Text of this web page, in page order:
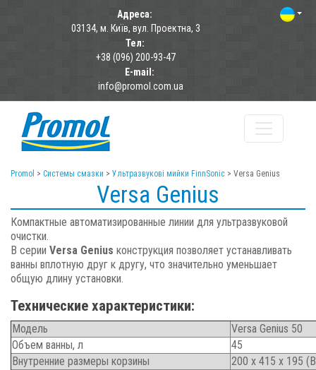
Адреса:
03134, м. Київ, вул. Проектна, 3
Тел:
+38 (096) 200-93-47
E-mail:
info@promol.com.ua
Promol > Системы смазки > Ультразвукові мийки FinnSonic > Versa Genius
Versa Genius
Компактные автоматизированные линии для ультразвуковой
очистки.
В серии Versa Genius конструкция позволяет устанавливать
ванны вплотную друг к другу, что значительно уменьшает
общую длину установки.
Технические характеристики:
Модель
Versa Genius 50
Объем ванны, л
45
Внутренние размеры корзины
200 x 415 x 195